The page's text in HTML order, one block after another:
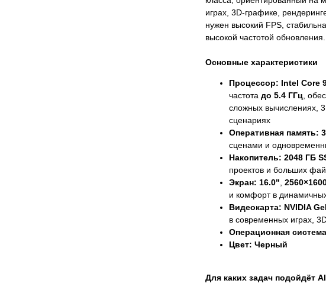
играх, 3D-графике,
нужен высокий FPS,
высокой частотой обновления.
Основные характеристики
Процессор: Intel Core
частота до 5.4 ГГц,
сложных вычислениях,
сценариях
Оперативная память:
сценами и
Накопитель: 2048 ГБ
проектов и больших
Экран: 16.0",
и комфорт в
Видеокарта: NVIDIA
в современных играх,
Операционная
Цвет: Черный
Для каких задач подойдёт